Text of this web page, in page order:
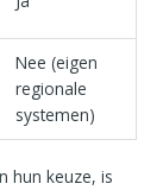
Nee (eigen
regionale
systemen)
hun keuze, is